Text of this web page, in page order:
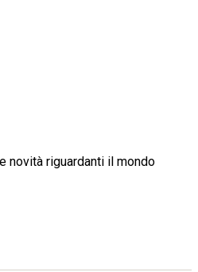
novità riguardanti il mondo